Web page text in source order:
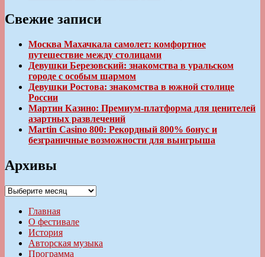
Свежие записи
Москва Махачкала самолет: комфортное
путешествие между столицами
Девушки Березовский: знакомства в уральском
городе с особым шармом
Девушки Ростова: знакомства в южной столице
России
Мартин Казино: Премиум-платформа для ценителей
азартных развлечений
Martin Casino 800: Рекордный 800% бонус и
безграничные возможности для выигрыша
Архивы
Архивы
Главная
О фестивале
История
Авторская музыка
Программа